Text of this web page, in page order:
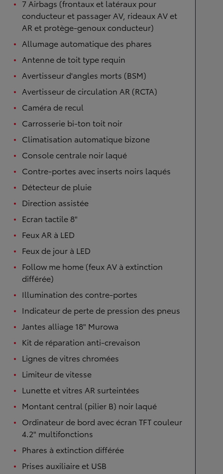
7 Airbags (frontaux et latéraux pour
conducteur et passager AV, rideaux AV et
AR et protège-genoux conducteur)
Allumage automatique des phares
Antenne de toit type requin
Avertisseur d'angles morts (BSM)
Avertisseur de circulation AR (RCTA)
Caméra de recul
Carrosserie bi-ton toit noir
Climatisation automatique bizone
Console centrale noir laqué
Contre-portes avec inserts noirs laqués
Détecteur de pluie
Direction assistée
Ecran tactile 8"
Feux AR à LED
Feux de jour à LED
Follow me home (feux AV à extinction
différée)
Illumination des contre-portes
Indicateur de perte de pression des pneus
Jantes alliage 18" Murowa
Kit de réparation anti-crevaison
Lignes de vitres chromées
Limiteur de vitesse
Lunette et vitres AR surteintées
Montant central (pilier B) noir laqué
Ordinateur de bord avec écran TFT couleur
4.2" multifonctions
Phares à extinction différée
Prises auxiliaire et USB